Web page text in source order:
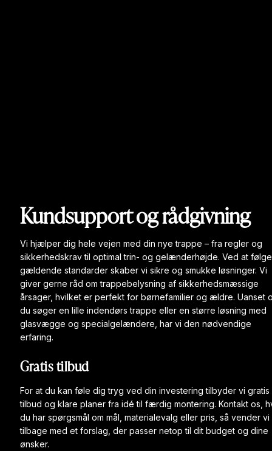
Kundsupport og rådgivning
Vi hjælper dig hele vejen med din nye trappe – fra regler og
sikkerhedskrav til optimal trin- og gelænderhøjde. Ved at følge
gældende standarder skaber vi sikre og smukke løsninger. Vi
giver gerne råd om trappebelysning af sikkerhedsmæssige
årsager, hvilket er perfekt for børnefamilier og ældre. Uanset
du søger en lille indendørs trappe eller en større løsning med
glasvægge og specialgelændere, har vi den nødvendige
erfaring.
Gratis tilbud
For at du kan føle dig tryg ved din investering tilbyder vi gratis
tilbud og klare planer fra idé til færdig montering. Kontakt os,
du har spørgsmål om mål, materialevalg eller pris, så vender vi
tilbage med et forslag, der passer netop til dit budget og dine
ønsker.